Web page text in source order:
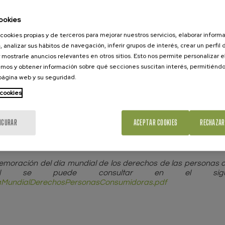
y los miembros del Consejo de Consumidores y
obligaciones de transparencia para con
sus intentos de gobernanza; la defensa de los derechos
y alegaciones medioambientales; cambio de
personas consumidoras.
del día mundial de los derechos de las personas
cual se puede consultar en el
propias y de terceros para mejorar nuestros servicios, elaborar
analizar sus hábitos de navegación, inferir grupos de interés, crear un perfil
anuncios relevantes en otros sitios. Esto nos permite personalizar
y obtener información sobre qué secciones suscitan interés,
web y su seguridad.
ACEPTAR COOKIES